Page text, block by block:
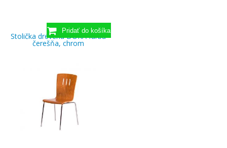
Stolička drevená DORA farba
čerešňa, chrom